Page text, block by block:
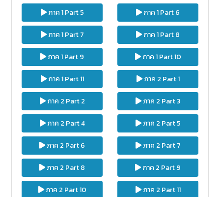
ภาค 1 Part 5 ภาค 1 Part 6
ภาค 1 Part 7 ภาค 1 Part 8
ภาค 1 Part 9 ภาค 1 Part 10
ภาค 1 Part 11 ภาค 2 Part 1
ภาค 2 Part 2 ภาค 2 Part 3
ภาค 2 Part 4 ภาค 2 Part 5
ภาค 2 Part 6 ภาค 2 Part 7
ภาค 2 Part 8 ภาค 2 Part 9
ภาค 2 Part 10 ภาค 2 Part 11